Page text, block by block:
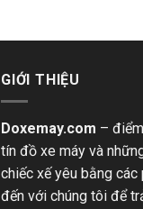
GIỚI THIỆU
Doxemay.com –
tín đồ xe máy và
chiếc xế yêu bằng
đến với chúng tôi để